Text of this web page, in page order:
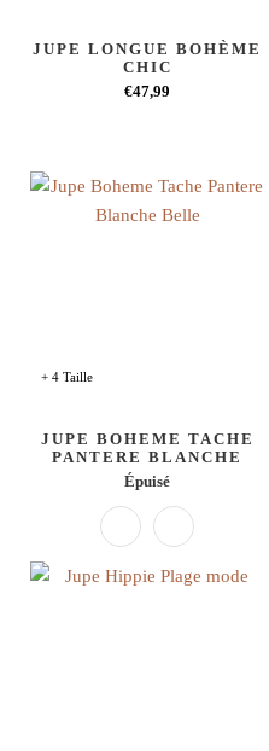
JUPE LONGUE BOHÈME
CHIC
€47,99
+ 4 Taille
JUPE BOHEME TACHE
PANTERE BLANCHE
Épuisé